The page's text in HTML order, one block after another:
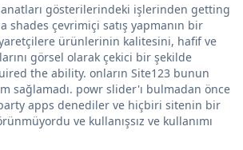
gösterilerindeki işlerinden getting
shades çevrimiçi satış yapmanın bir
ürünlerinin kalitesini, hafif ve
görsel olarak çekici bir şekilde
the ability. onların Site123 bunun
sağlamadı. powr slider'ı bulmadan önce
apps denediler ve hiçbiri sitenin bir
ve kullanışsız ve kullanımı